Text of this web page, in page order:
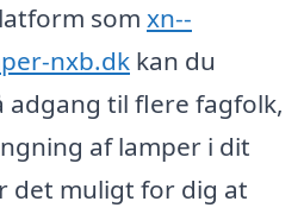
som xn--
nxb.dk kan du
til flere fagfolk,
af lamper i dit
det muligt for dig at